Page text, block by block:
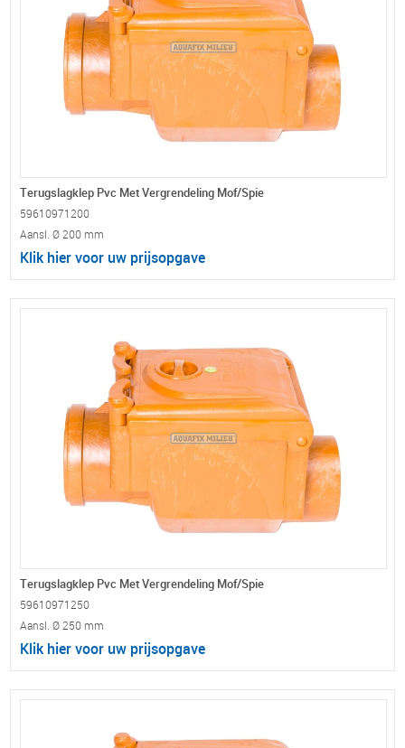
Terugslagklep Pvc Met Vergrendeling Mof/Spie
59610971200
Aansl. Ø 200 mm
Klik hier voor uw prijsopgave
Terugslagklep Pvc Met Vergrendeling Mof/Spie
59610971250
Aansl. Ø 250 mm
Klik hier voor uw prijsopgave